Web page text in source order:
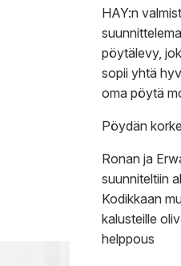
HAY:n
pöytälevy,
sopii yhtä
oma pöytä
Pöydän
Ronan ja
suunniteltiin
Kodikkaan
kalusteille
helppous